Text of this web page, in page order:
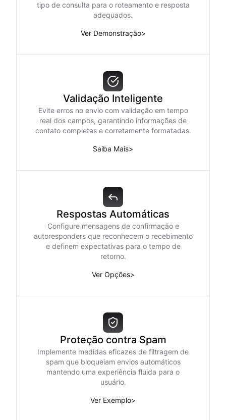
tipo de consulta para o roteamento e resposta
adequados.
Ver Demonstração>
Validação Inteligente
Evite erros no envio com validação em tempo
real dos campos, garantindo informações de
contato completas e corretamente formatadas.
Saiba Mais>
Respostas Automáticas
Configure mensagens de confirmação e
autoresponders que reconhecem o recebimento
e definem expectativas para o tempo de
retorno.
Ver Opções>
Proteção contra Spam
Implemente medidas eficazes de filtragem de
spam que bloqueiam envios automáticos
mantendo uma experiência fluida para o
usuário.
Ver Exemplo>